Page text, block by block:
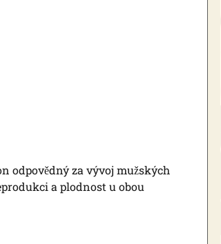
odpovědný za vývoj mužských
a plodnost u obou